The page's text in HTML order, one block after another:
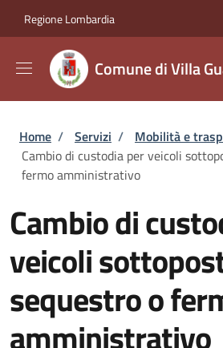
Regione Lombardia
Comune di Villa
Briciole di pane
Home / Servizi / Mobilità e
Cambio di custodia per veicoli
fermo amministrativo
Cambio di
veicoli
sequestro o
amministrativo